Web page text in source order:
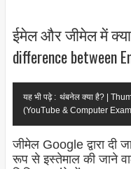
ईमेल और जीमेल में
difference between
यह भी पढ़े : थंबनेल क्या है? |
(YouTube & Computer
जीमेल Google द्वारा दी
रूप से इस्तेमाल की जाने